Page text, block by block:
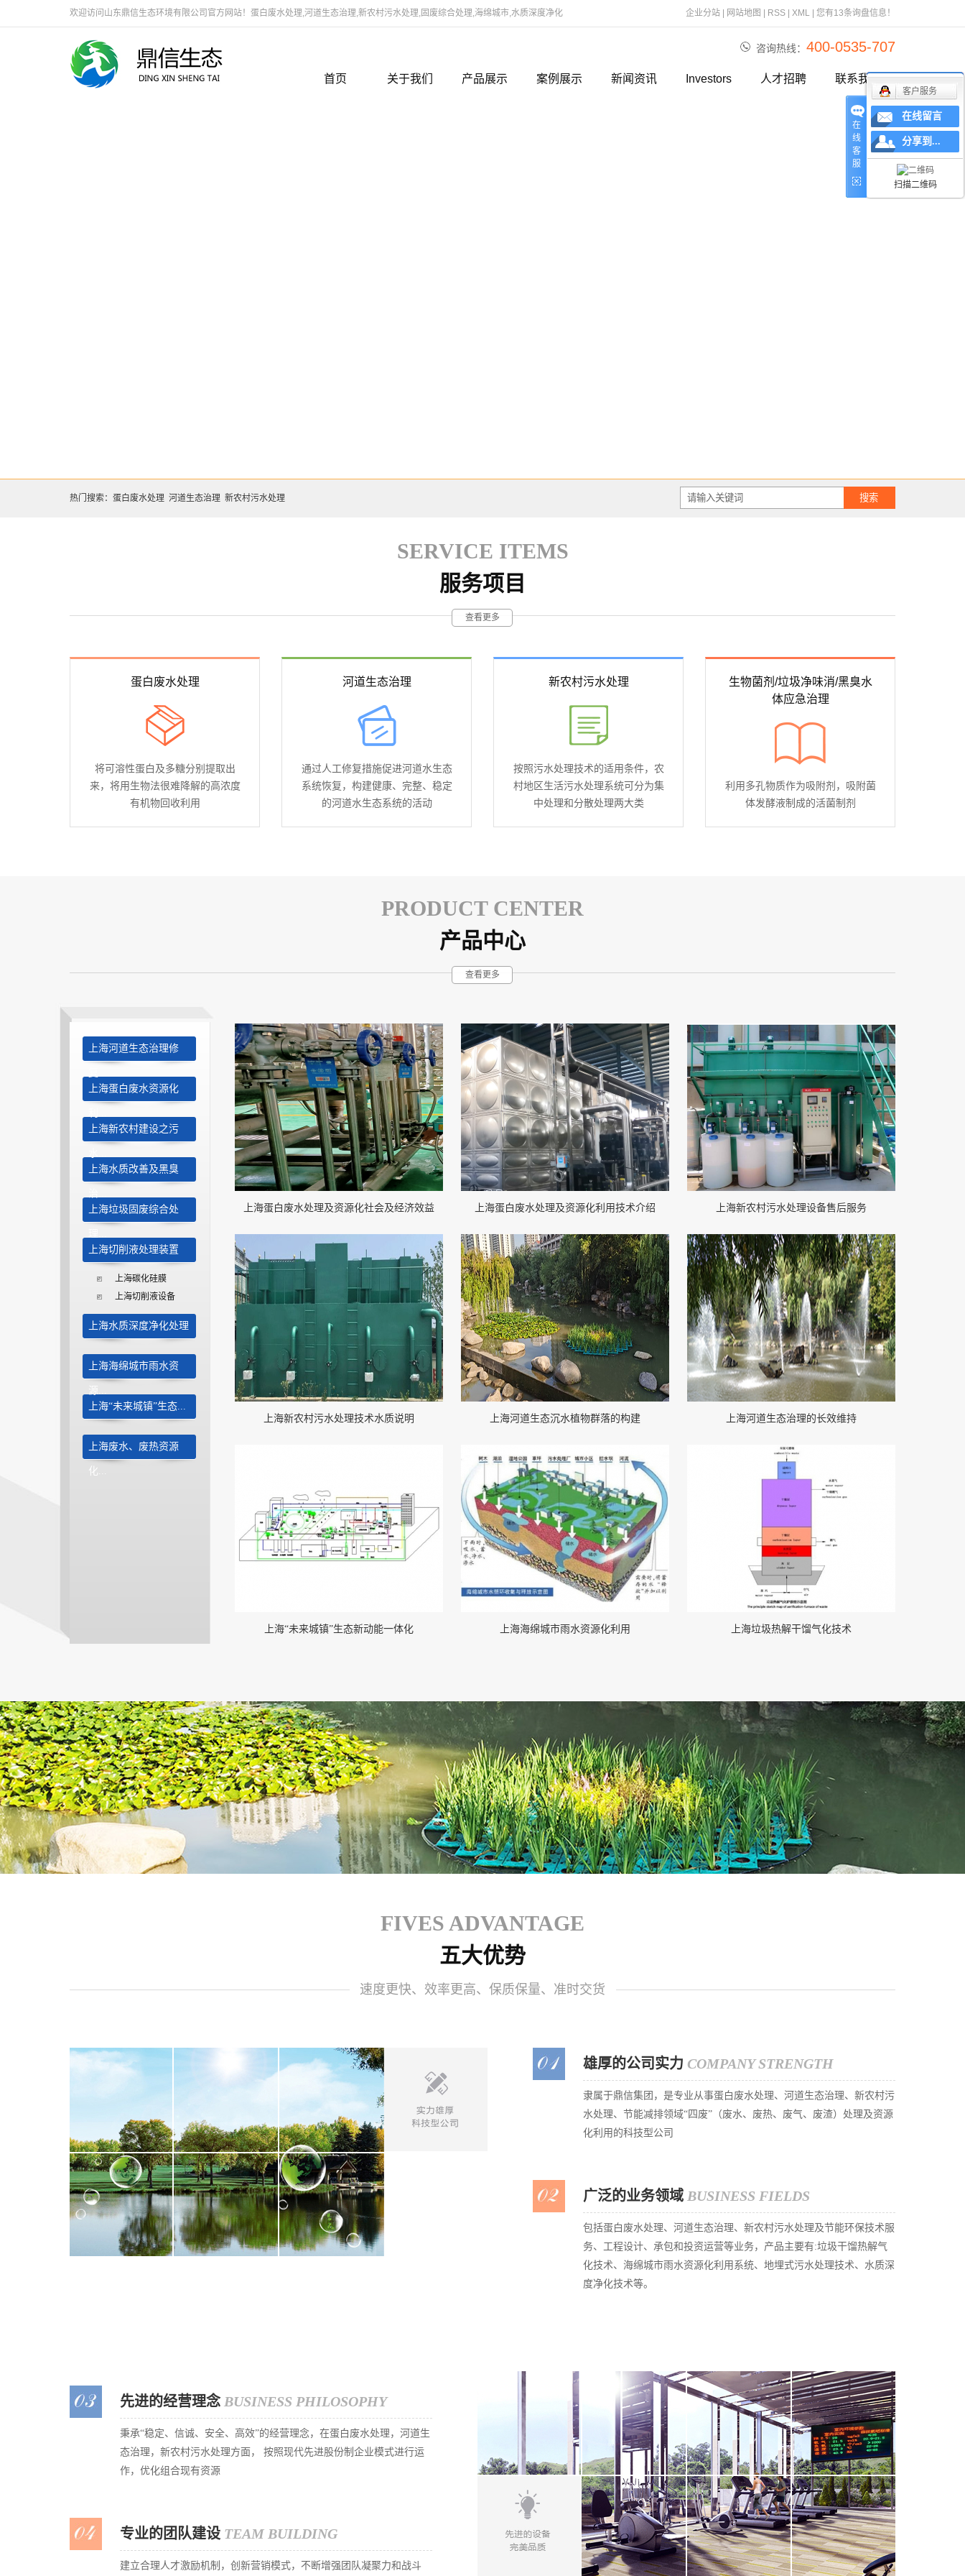
欢迎访问山东鼎信生态环境有限公司官方网站！蛋白废水处理,河道生态治理,新农村污水处理,固废综合处理,海绵城市,水质深度净化 企业分站 网站地图 RSS XML 您有13条询盘信息！
咨询热线： 400-0535-707
首页 关于我们 产品展示 案例展示 新闻资讯 Investors 人才招聘 联系我们
热门搜索： 蛋白废水处理 河道生态治理 新农村污水处理
SERVICE ITEMS
服务项目
查看更多
蛋白废水处理
将可溶性蛋白及多糖分别提取出
来，将用生物法很难降解的高浓度
有机物回收利用
河道生态治理
通过人工修复措施促进河道水生态
系统恢复，构建健康、完整、稳定
的河道水生态系统的活动
新农村污水处理
按照污水处理技术的适用条件，农
村地区生活污水处理系统可分为集
中处理和分散处理两大类
生物菌剂/垃圾净味消/黑臭水
体应急治理
利用多孔物质作为吸附剂，吸附菌
体发酵液制成的活菌制剂
PRODUCT CENTER
产品中心
查看更多
上海河道生态治理修
上海蛋白废水资源化
上海新农村建设之污
上海水质改善及黑臭
上海垃圾固废综合处
上海切削液处理装置
上海碳化硅膜
上海切削液设备
上海水质深度净化处理
上海海绵城市雨水资
源...
上海“未来城镇”生态...
上海废水、废热资源
化...
上海蛋白废水处理及资源化社会及经济效益 上海蛋白废水处理及资源化利用技术介绍 上海新农村污水处理设备售后服务
上海新农村污水处理技术水质说明 上海河道生态沉水植物群落的构建 上海河道生态治理的长效维持
上海“未来城镇”生态新动能一体化 上海海绵城市雨水资源化利用 上海垃圾热解干馏气化技术
FIVES ADVANTAGE
五大优势
速度更快、效率更高、保质保量、准时交货
雄厚的公司实力 COMPANY STRENGTH
隶属于鼎信集团，是专业从事蛋白废水处理、河道生态治理、新农村污
水处理、节能减排领域“四废”（废水、废热、废气、废渣）处理及资源
化利用的科技型公司
广泛的业务领域 BUSINESS FIELDS
包括蛋白废水处理、河道生态治理、新农村污水处理及节能环保技术服
务、工程设计、承包和投资运营等业务，产品主要有:垃圾干馏热解气
化技术、海绵城市雨水资源化利用系统、地埋式污水处理技术、水质深
度净化技术等。
先进的经营理念 BUSINESS PHILOSOPHY
秉承“稳定、信诚、安全、高效”的经营理念，在蛋白废水处理，河道生
态治理，新农村污水处理方面， 按照现代先进股份制企业模式进行运
作，优化组合现有资源
专业的团队建设 TEAM BUILDING
建立合理人才激励机制，创新营销模式，不断增强团队凝聚力和战斗
在
线
客
服
客户服务
在线留言
分享到...
扫描二维码